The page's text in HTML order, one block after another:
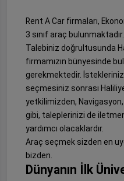
Rent A Car firmaları,
3 sınıf araç bulunmaktadır.
Talebiniz doğrultusunda
firmamızın bünyesinde
gerekmektedir.
seçmesiniz sonrası
yetkilimizden,
gibi, taleplerinizi de
yardımcı olacaklardır.
Araç seçmek sizden en
bizden.
Dünyanın İlk